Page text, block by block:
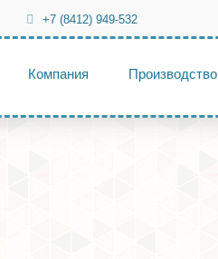
+7 (8412) 949-532
Компания Производство